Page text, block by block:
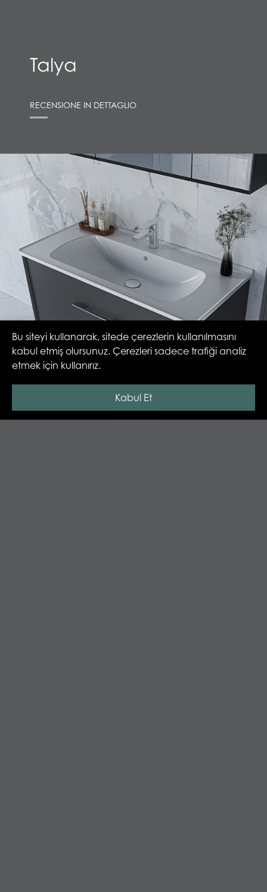
Talya
RECENSIONE IN DETTAGLIO
Bu siteyi kullanarak, sitede çerezlerin kullanılmasını
kabul etmiş olursunuz. Çerezleri sadece trafiği analiz
etmek için kullanırız.
Kabul Et